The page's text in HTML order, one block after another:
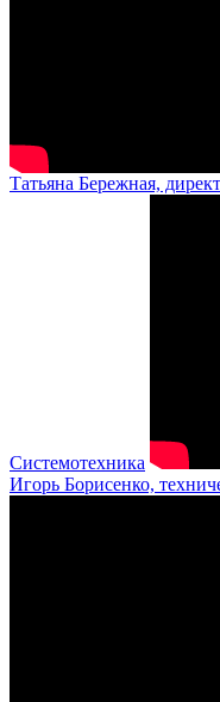
Татьяна Бережная,
Системотехника
Игорь Борисенко,